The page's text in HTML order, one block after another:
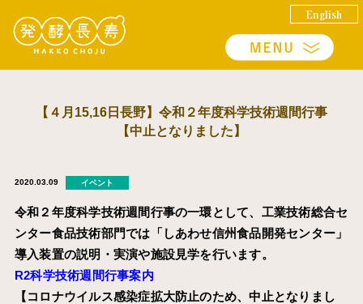
English
【４月15,16日長野】令和２年度科学技術週間行事
【中止となりました】
2020.03.09 イベント
令和２年度科学技術週間行事の一環として、工業技術総合セ
ンター食品技術部門では「しあわせ信州食品開発センター」
導入装置の説明・実演や施設見学を行います。
R2科学技術週間行事案内
【コロナウイルス感染症拡大防止のため、中止となりまし